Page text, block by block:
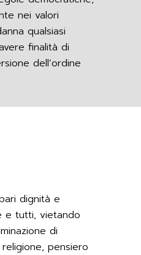
nei valori
qualsiasi
finalità di
dell’ordine
dignità e
e tutti, vietando
di
pensiero